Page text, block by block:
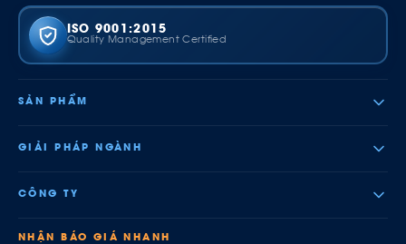
ISO 9001:2015
Quality Management Certified
SẢN PHẨM
GIẢI PHÁP NGÀNH
CÔNG TY
NHẬN BÁO GIÁ NHANH